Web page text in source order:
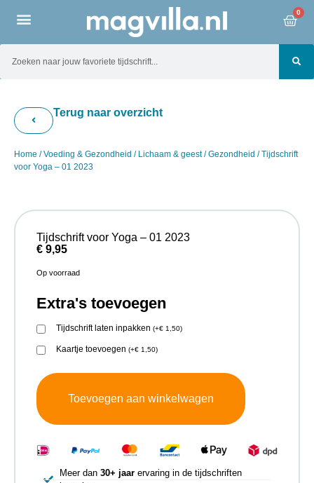
0
Terug naar overzicht
Home /Voeding & Gezondheid / Lichaam & geest/Gezondheid / Tijdschrift
voor Yoga – 01 2023
Tijdschrift voor Yoga – 01 2023
€ 9,95
Op voorraad
Extra's toevoegen
Tijdschrift laten inpakken (+€ 1,50)
Kaartje toevoegen (+€ 1,50)
Toevoegen aan winkelwagen
Meer dan 30+ jaarervaring in de tijdschriften